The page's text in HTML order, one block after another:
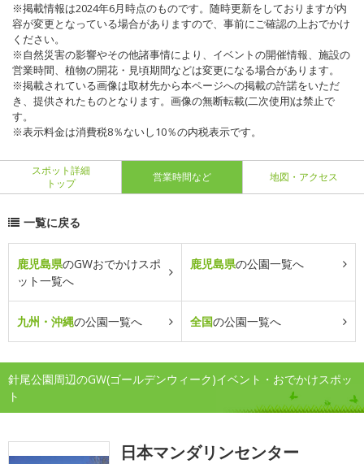
※掲載情報は2024年6月時点のものです。随時更新をしておりますが内
容が変更となっている場合がありますので、事前にご確認の上おでかけ
ください。
※自然災害の影響やその他諸事情により、イベントの開催情報、施設の
営業時間、植物の開花・見頃期間などは変更になる場合があります。
※掲載されている画像は取材先から本ページへの掲載の許諾をいただ
き、提供されたものとなります。画像の無断転載(二次使用)は禁止で
す。
※表示料金は消費税8％ないし10％の内税表示です。
スポット詳細
トップ
営業時間など 地図・アクセス
一覧に戻る
鹿児島県のGWおでかけスポ
ット一覧へ
鹿児島県の公園一覧へ
九州・沖縄の公園一覧へ 全国の公園一覧へ
針尾公園周辺のGW(ゴールデンウィーク)イベント・おでかけスポッ
ト
日本マンダリンセンター